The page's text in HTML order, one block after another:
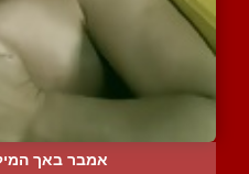
אמבר באך